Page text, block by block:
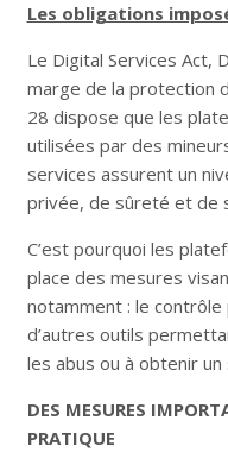
Les obligations
Le Digital Services Act,
marge de la protection
28 dispose que les
utilisées par des
services assurent un
privée, de sûreté et de
C’est pourquoi les
place des mesures
notamment : le contrôle
d’autres outils
les abus ou à obtenir un
DES MESURES
PRATIQUE